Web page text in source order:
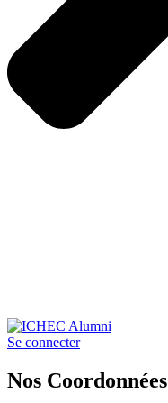
Se connecter
Nos Coordonnées